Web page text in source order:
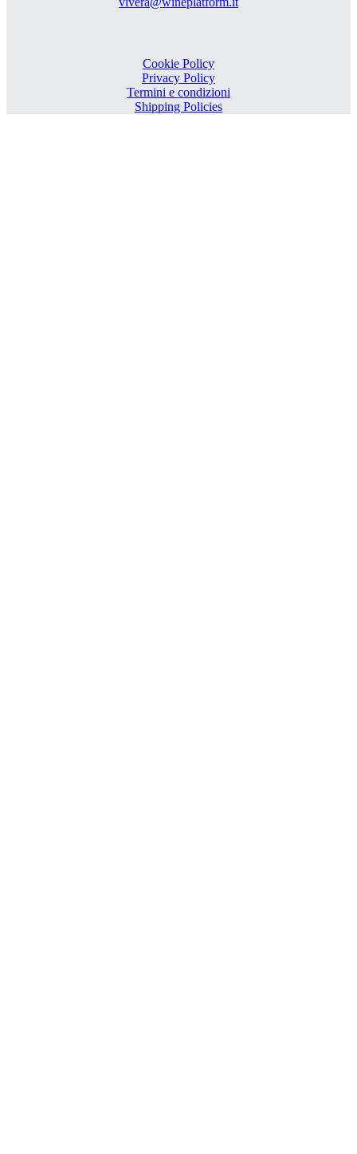
Cookie Policy
Privacy Policy
Termini e condizioni
Shipping Policies